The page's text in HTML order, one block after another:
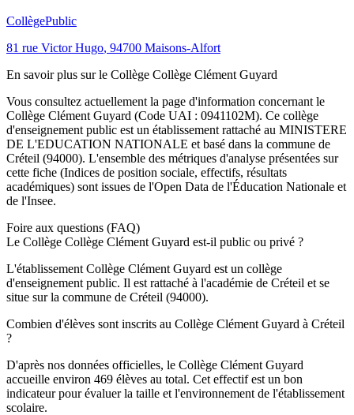
CollègePublic
81 rue Victor Hugo, 94700 Maisons-Alfort
En savoir plus sur le Collège Collège Clément Guyard
Vous consultez actuellement la page d'information concernant le
Collège Clément Guyard (Code UAI : 0941102M). Ce collège
d'enseignement public est un établissement rattaché au MINISTERE
DE L'EDUCATION NATIONALE et basé dans la commune de
Créteil (94000). L'ensemble des métriques d'analyse présentées sur
cette fiche (Indices de position sociale, effectifs, résultats
académiques) sont issues de l'Open Data de l'Éducation Nationale et
de l'Insee.
Foire aux questions (FAQ)
Le Collège Collège Clément Guyard est-il public ou privé ?
L'établissement Collège Clément Guyard est un collège
d'enseignement public. Il est rattaché à l'académie de Créteil et se
situe sur la commune de Créteil (94000).
Combien d'élèves sont inscrits au Collège Clément Guyard à Créteil
?
D'après nos données officielles, le Collège Clément Guyard
accueille environ 469 élèves au total. Cet effectif est un bon
indicateur pour évaluer la taille et l'environnement de l'établissement
scolaire.